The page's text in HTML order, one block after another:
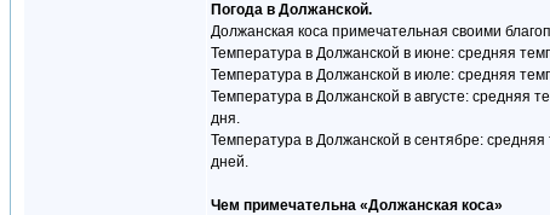
Погода в Должанской.
Должанская коса примечательная своими
Температура в Должанской в июне: средняя
Температура в Должанской в июле: средняя
Температура в Должанской в августе: средняя
дня.
Температура в Должанской в сентябре:
дней.
Чем примечательна «Должанская коса»